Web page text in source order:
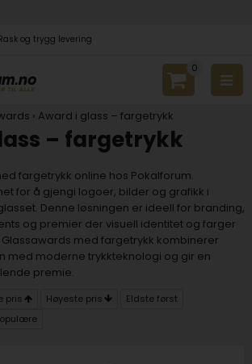
og trygg levering
0
› Award i glass – fargetrykk
– fargetrykk
fargetrykk online hos Pokalforum.
for å gjengi logoer, bilder og grafikk i
Denne løsningen er ideell for branding,
og premier der visuell identitet og farger
Glassawards med fargetrykk kombinerer
med moderne trykkteknologi og gir en
premie.
pris Høyeste pris
Eldste først